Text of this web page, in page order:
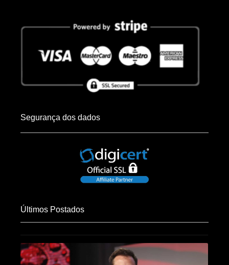
Segurança dos dados
Últimos Postados